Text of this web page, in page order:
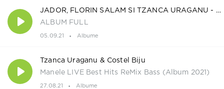
JADOR, FLORIN SALAM SI TZANCA URAGANU - FAIMOSII 2021
ALBUM FULL
05.09.21 Albume
Tzanca Uraganu & Costel Biju
Manele LIVE Best Hits ReMix Bass (Album 2021)
27.08.21 Albume